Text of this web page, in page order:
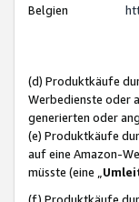
Belgien
(d) Produktkäufe
Werbedienste oder
generierten oder
(e) Produktkäufe
auf eine Amazon-
müsste (eine „
(f) Produktkäufe